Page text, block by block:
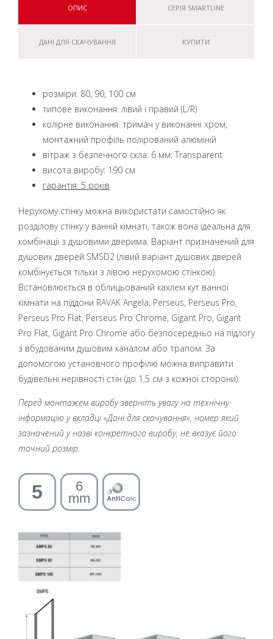
ОПИС СЕРІЯ SMARTLINE
ДАНІ ДЛЯ СКАЧУВАННЯ КУПИТИ
розміри: 80, 90, 100 см
типове виконання: лівий і правий (L/R)
колірне виконання: тримач у виконанні хром,
монтажний профіль полірований алюміній
вітраж з безпечного скла: 6 мм; Transparent
висота виробу: 190 см
гарантія: 5 років
Нерухому стінку можна використати самостійно як
розділову стінку у ванній кімнаті, також вона ідеальна для
комбінації з душовими дверима. Варіант призначений для
душових дверей SMSD2 (лівий варіант душових дверей
комбінується тільки з лівою нерухомою стінкою).
Встановлюється в облицьований кахлем кут ванної
кімнати на піддони RAVAK Angela, Perseus, Perseus Pro,
Perseus Pro Flat, Perseus Pro Chrome, Gigant Pro, Gigant
Pro Flat, Gigant Pro Chrome або безпосередньо на підлогу
з вбудованим душовим каналом або трапом. За
допомогою установчого профілю можна виправити
будівельні нерівності стін (до 1,5 см з кожної сторони).
Перед монтажем виробу зверніть увагу на технічну
інформацію у вкладці «Дані для скачування», номер який
зазначений у назві конкретного виробу, не вказує його
точний розмір.